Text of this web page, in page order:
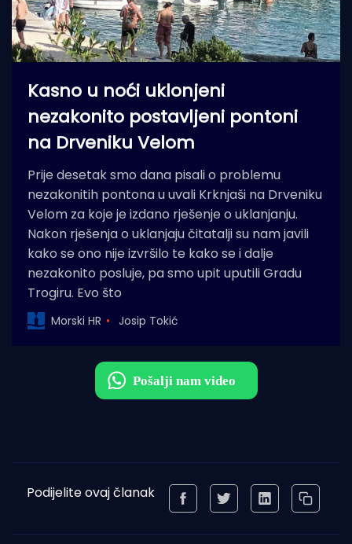
Kasno u noći uklonjeni
nezakonito postavljeni pontoni
na Drveniku Velom
Prije desetak smo dana pisali o problemu
nezakonitih pontona u uvali Krknjaši na Drveniku
Velom za koje je izdano rješenje o uklanjanju.
Nakon rješenja o uklanjaju čitatalji su nam javili
kako se ono nije izvršilo te kako se i dalje
nezakonito posluje, pa smo upit uputili Gradu
Trogiru. Evo što
Morski HR Josip Tokić
Podijelite ovaj članak